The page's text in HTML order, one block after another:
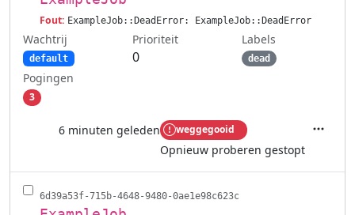
Fout: ExampleJob::DeadError: ExampleJob::DeadError
Wachtrij
default
Prioriteit
0
Labels
dead
Pogingen
3
6 minuten geleden weggegooid
Opnieuw proberen gestopt
Acties
6d39a53f-715b-4648-9480-0ae1e98c623c